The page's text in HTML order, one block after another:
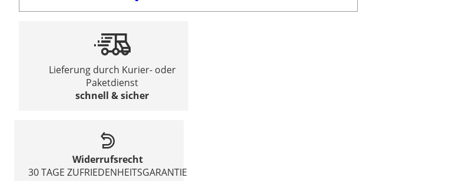
Lieferung durch Kurier- oder
Paketdienst
schnell & sicher
Widerrufsrecht
30 TAGE ZUFRIEDENHEITSGARANTIE